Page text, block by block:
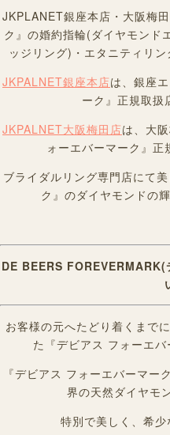
JKPLANET銀座本店・大阪梅
ク』の婚約指輪(ダイヤモンド
ッジリング)・エタニティリン
JKPALNET銀座本店は、銀座
ーク』正規取扱
JKPALNET大阪梅田店は、大
ォーエバーマーク』正
ブライダルリング専門店にて
ク』のダイヤモンドの
DE BEERS FOREVERMARK(
お客様の元へたどり着くまで
た『デビアス フォーエバ
『デビアス フォーエバーマー
界の天然ダイヤモ
特別で美しく、希